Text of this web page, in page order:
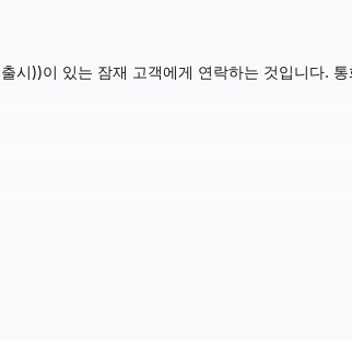
시))이 있는 잠재 고객에게 연락하는 것입니다. 통